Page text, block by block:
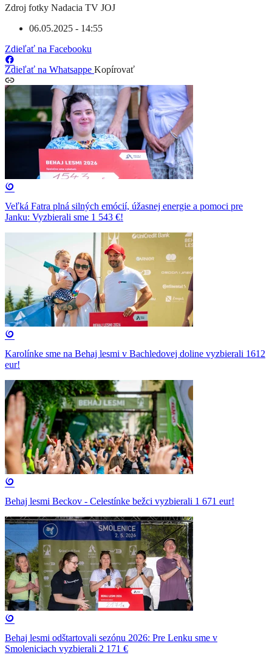
Zdroj fotky Nadacia TV JOJ
06.05.2025 - 14:55
Zdieľať na Facebooku
Zdieľať na Whatsappe Kopírovať
Veľká Fatra plná silných emócií, úžasnej energie a pomoci pre
Janku: Vyzbierali sme 1 543 €!
Karolínke sme na Behaj lesmi v Bachledovej doline vyzbierali 1612
eur!
Behaj lesmi Beckov - Celestínke bežci vyzbierali 1 671 eur!
Behaj lesmi odštartovali sezónu 2026: Pre Lenku sme v
Smoleniciach vyzbierali 2 171 €